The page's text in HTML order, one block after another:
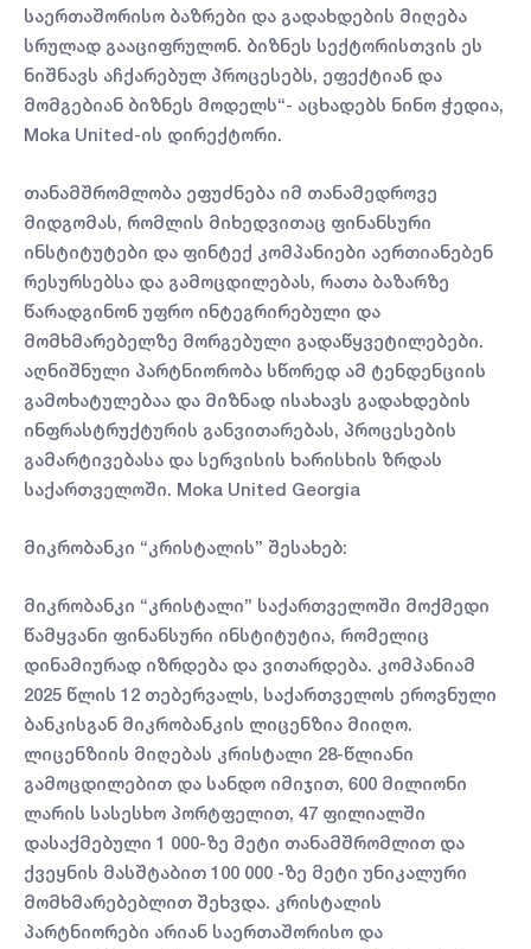
საერთაშორისო ბაზრები და გადახდების მიღება
სრულად გააციფრულონ. ბიზნეს სექტორისთვის ეს
ნიშნავს აჩქარებულ პროცესებს, ეფექტიან და
მომგებიან ბიზნეს მოდელს“- აცხადებს ნინო ჭედია,
Moka United-ის დირექტორი.
თანამშრომლობა ეფუძნება იმ თანამედროვე
მიდგომას, რომლის მიხედვითაც ფინანსური
ინსტიტუტები და ფინტექ კომპანიები აერთიანებენ
რესურსებსა და გამოცდილებას, რათა ბაზარზე
წარადგინონ უფრო ინტეგრირებული და
მომხმარებელზე მორგებული გადაწყვეტილებები.
აღნიშნული პარტნიორობა სწორედ ამ ტენდენციის
გამოხატულებაა და მიზნად ისახავს გადახდების
ინფრასტრუქტურის განვითარებას, პროცესების
გამარტივებასა და სერვისის ხარისხის ზრდას
საქართველოში. Moka United Georgia
მიკრობანკი “კრისტალის” შესახებ:
მიკრობანკი “კრისტალი” საქართველოში მოქმედი
წამყვანი ფინანსური ინსტიტუტია, რომელიც
დინამიურად იზრდება და ვითარდება. კომპანიამ
2025 წლის 12 თებერვალს, საქართველოს ეროვნული
ბანკისგან მიკრობანკის ლიცენზია მიიღო.
ლიცენზიის მიღებას კრისტალი 28-წლიანი
გამოცდილებით და სანდო იმიჯით, 600 მილიონი
ლარის სასესხო პორტფელით, 47 ფილიალში
დასაქმებული 1 000-ზე მეტი თანამშრომლით და
ქვეყნის მასშტაბით 100 000 -ზე მეტი უნიკალური
მომხმარებებლით შეხვდა. კრისტალის
პარტნიორები არიან საერთაშორისო და